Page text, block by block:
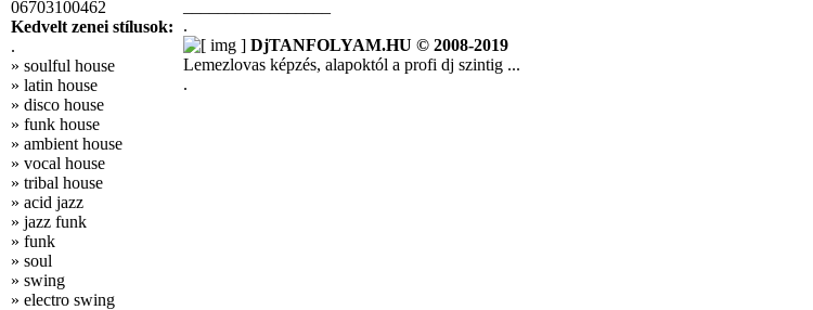
06703100462
Kedvelt zenei stílusok:
.
» soulful house
» latin house
» disco house
» funk house
» ambient house
» vocal house
» tribal house
» acid jazz
» jazz funk
» funk
» soul
» swing
» electro swing
.
DjTANFOLYAM.HU © 2008-2019
Lemezlovas képzés, alapoktól a profi dj szintig ...
.